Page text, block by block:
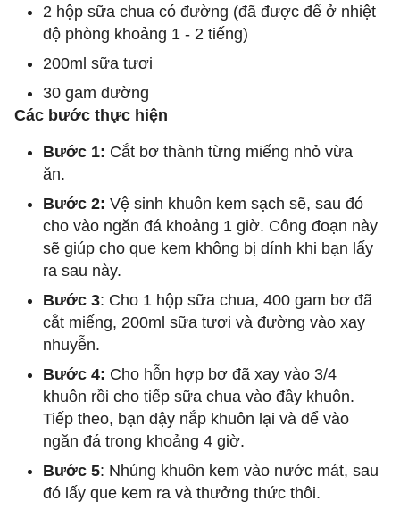
2 hộp sữa chua có đường (đã được để ở nhiệt
độ phòng khoảng 1 - 2 tiếng)
200ml sữa tươi
30 gam đường
Các bước thực hiện
Bước 1: Cắt bơ thành từng miếng nhỏ vừa
ăn.
Bước 2: Vệ sinh khuôn kem sạch sẽ, sau đó
cho vào ngăn đá khoảng 1 giờ. Công đoạn này
sẽ giúp cho que kem không bị dính khi bạn lấy
ra sau này.
Bước 3: Cho 1 hộp sữa chua, 400 gam bơ đã
cắt miếng, 200ml sữa tươi và đường vào xay
nhuyễn.
Bước 4: Cho hỗn hợp bơ đã xay vào 3/4
khuôn rồi cho tiếp sữa chua vào đầy khuôn.
Tiếp theo, bạn đậy nắp khuôn lại và để vào
ngăn đá trong khoảng 4 giờ.
Bước 5: Nhúng khuôn kem vào nước mát, sau
đó lấy que kem ra và thưởng thức thôi.